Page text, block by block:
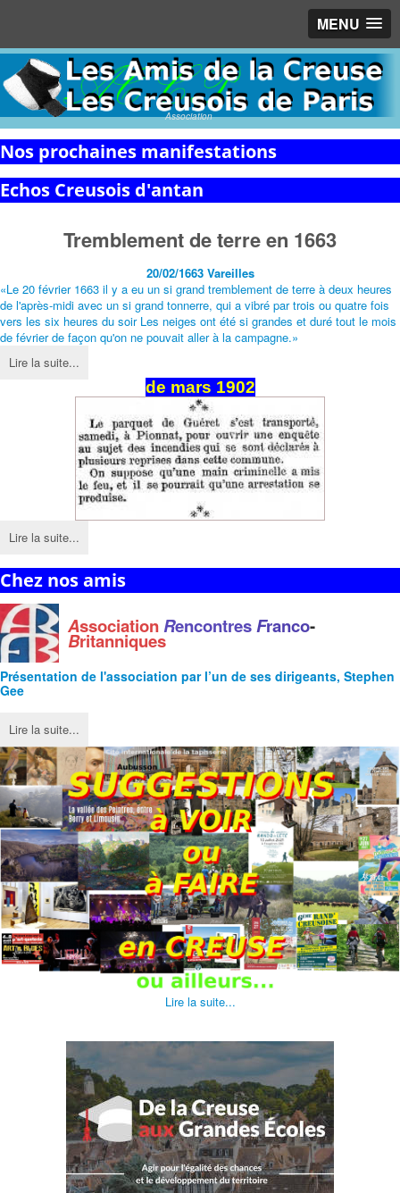
MENU
Association
Nos prochaines manifestations
Echos Creusois d'antan
Tremblement de terre en 1663
20/02/1663 Vareilles
«Le 20 février 1663 il y a eu un si grand tremblement de terre à deux heures
de l'après-midi avec un si grand tonnerre, qui a vibré par trois ou quatre fois
vers les six heures du soir Les neiges ont été si grandes et duré tout le mois
de février de façon qu'on ne pouvait aller à la campagne.»
Lire la suite...
de mars 1902
Lire la suite...
Chez nos amis
AssociationRencontresFranco-
Britanniques
Présentation de l'association par l’un de ses dirigeants, Stephen
Gee
Lire la suite...
Lire la suite...